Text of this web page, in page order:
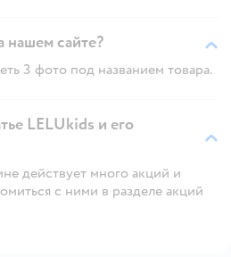
нашем сайте?
3 фото под названием товара.
LELUkids и его
действует много акций и
с ними в разделе акций